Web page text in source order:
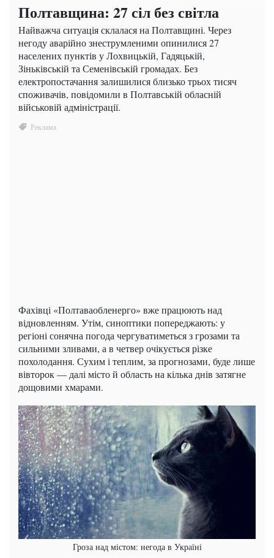
Полтавщина: 27 сіл без світла
Найважча ситуація склалася на Полтавщині. Через
негоду аварійно знеструмленими опинилися 27
населених пунктів у Лохвицькій, Гадяцькій,
Зіньківській та Семенівській громадах. Без
електропостачання залишилися близько трьох тисяч
споживачів, повідомили в Полтавській обласній
військовій адміністрації.
Фахівці «Полтаваобленерго» вже працюють над
відновленням. Утім, синоптики попереджають: у
регіоні сонячна погода чергуватиметься з грозами та
сильними зливами, а в четвер очікується різке
похолодання. Сухим і теплим, за прогнозами, буде лише
вівторок — далі місто й область на кілька днів затягне
дощовими хмарами.
Гроза над містом: негода в Україні